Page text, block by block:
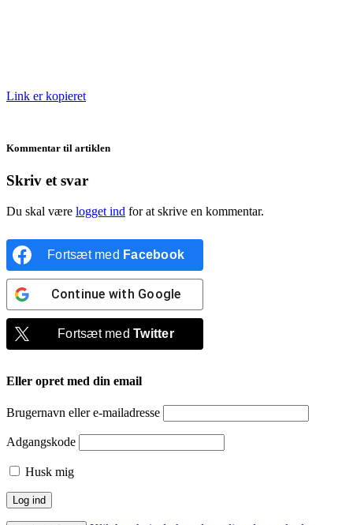
Link er kopieret
Kommentar til artiklen
Skriv et svar
Du skal være logget ind for at skrive en kommentar.
Fortsæt med Facebook
Continue with Google
Fortsæt medTwitter
Eller opret med din email
Brugernavn eller e-mailadresse
Adgangskode
Husk mig